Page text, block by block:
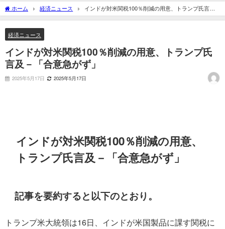
ホーム 経済ニュース
インドが対米関税100％削減の用意、トランプ氏言及
－「合意急がず」
経済ニュース
インドが対米関税100％削減の用意、トランプ氏
言及－「合意急がず」
2025年5月17日 2025年5月17日
インドが対米関税100％削減の用意、
トランプ氏言及－「合意急がず」
記事を要約すると以下のとおり。
トランプ米大統領は16日、インドが米国製品に課す関税に